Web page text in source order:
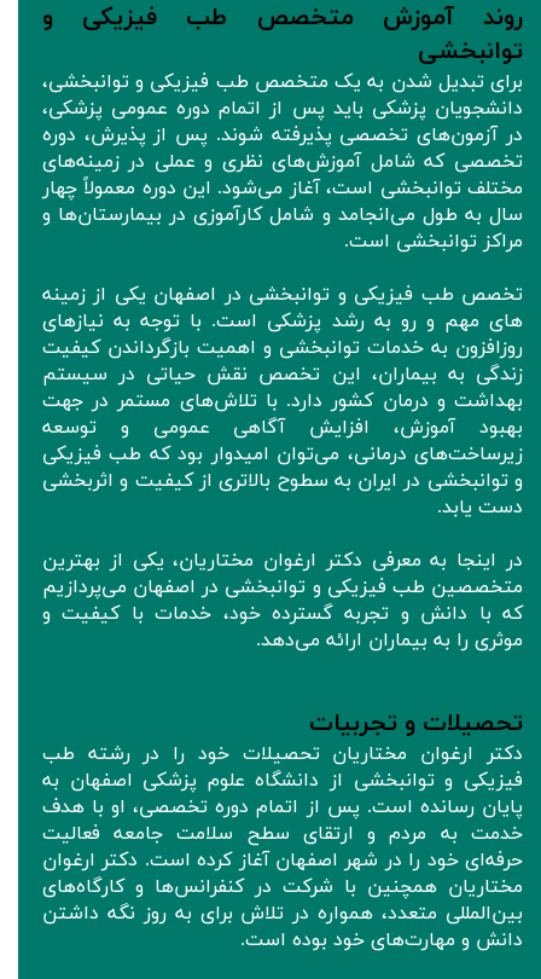
روند آموزش متخصص طب فیزیکی و
توانبخشی
برای تبدیل شدن به یک متخصص طب فیزیکی و توانبخشی،
دانشجویان پزشکی باید پس از اتمام دوره عمومی پزشکی،
در آزمون‌های تخصصی پذیرفته شوند. پس از پذیرش، دوره
تخصصی که شامل آموزش‌های نظری و عملی در زمینه‌های
مختلف توانبخشی است، آغاز می‌شود. این دوره معمولاً چهار
سال به طول می‌انجامد و شامل کارآموزی در بیمارستان‌ها و
مراکز توانبخشی است.
تخصص طب فیزیکی و توانبخشی در اصفهان یکی از زمینه‌
های مهم و رو به رشد پزشکی است. با توجه به نیازهای
روزافزون به خدمات توانبخشی و اهمیت بازگرداندن کیفیت
زندگی به بیماران، این تخصص نقش حیاتی در سیستم
بهداشت و درمان کشور دارد. با تلاش‌های مستمر در جهت
بهبود آموزش، افزایش آگاهی عمومی و توسعه
زیرساخت‌های درمانی، می‌توان امیدوار بود که طب فیزیکی
و توانبخشی در ایران به سطوح بالاتری از کیفیت و اثربخشی
دست یابد.
در اینجا به معرفی دکتر ارغوان مختاریان، یکی از بهترین
متخصصین طب فیزیکی و توانبخشی در اصفهان می‌پردازیم
که با دانش و تجربه گسترده خود، خدمات با کیفیت و
موثری را به بیماران ارائه می‌دهد.
تحصیلات و تجربیات
دکتر ارغوان مختاریان تحصیلات خود را در رشته طب
فیزیکی و توانبخشی از دانشگاه علوم پزشکی اصفهان به
پایان رسانده است. پس از اتمام دوره تخصصی، او با هدف
خدمت به مردم و ارتقای سطح سلامت جامعه فعالیت
حرفه‌ای خود را در شهر اصفهان آغاز کرده است. دکتر ارغوان
مختاریان همچنین با شرکت در کنفرانس‌ها و کارگاه‌های
بین‌المللی متعدد، همواره در تلاش برای به‌ روز نگه‌ داشتن
دانش و مهارت‌های خود بوده است.